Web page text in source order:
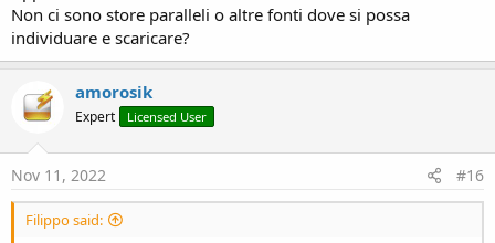
Non ci sono store paralleli o altre fonti dove si possa
individuare e scaricare?
amorosik
Expert Licensed User
Nov 11, 2022 #16
Filippo said: